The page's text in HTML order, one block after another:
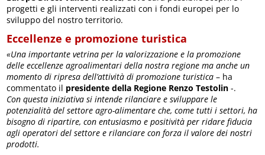
progetti e gli interventi realizzati con i fondi europei per lo
sviluppo del nostro territorio.
Eccellenze e promozione turistica
«Una importante vetrina per la valorizzazione e la promozione
delle eccellenze agroalimentari della nostra regione ma anche un
momento di ripresa dell’attività di promozione turistica – ha
commentato il presidente della Regione Renzo Testolin -.
Con questa iniziativa si intende rilanciare e sviluppare le
potenzialità del settore agro-alimentare che, come tutti i settori, ha
bisogno di ripartire, con entusiasmo e positività per ridare fiducia
agli operatori del settore e rilanciare con forza il valore dei nostri
prodotti.